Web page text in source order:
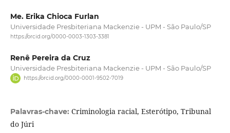
Me. Erika Chioca Furlan
Universidade Presbiteriana Mackenzie - UPM - São Paulo/SP
https://orcid.org/0000-0003-1303-3381
Renê Pereira da Cruz
Universidade Presbiteriana Mackenzie - UPM - São Paulo/SP
https://orcid.org/0000-0001-9502-7019
Palavras-chave: Criminologia racial, Esterótipo, Tribunal
do Júri